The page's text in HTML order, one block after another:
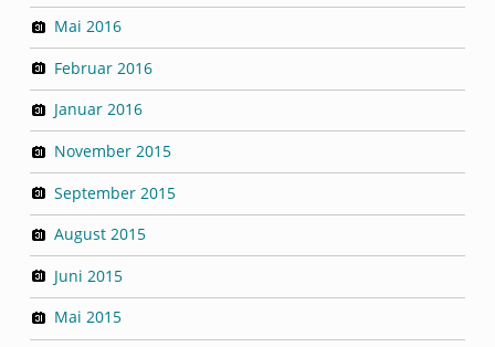
Mai 2016
Februar 2016
Januar 2016
November 2015
September 2015
August 2015
Juni 2015
Mai 2015